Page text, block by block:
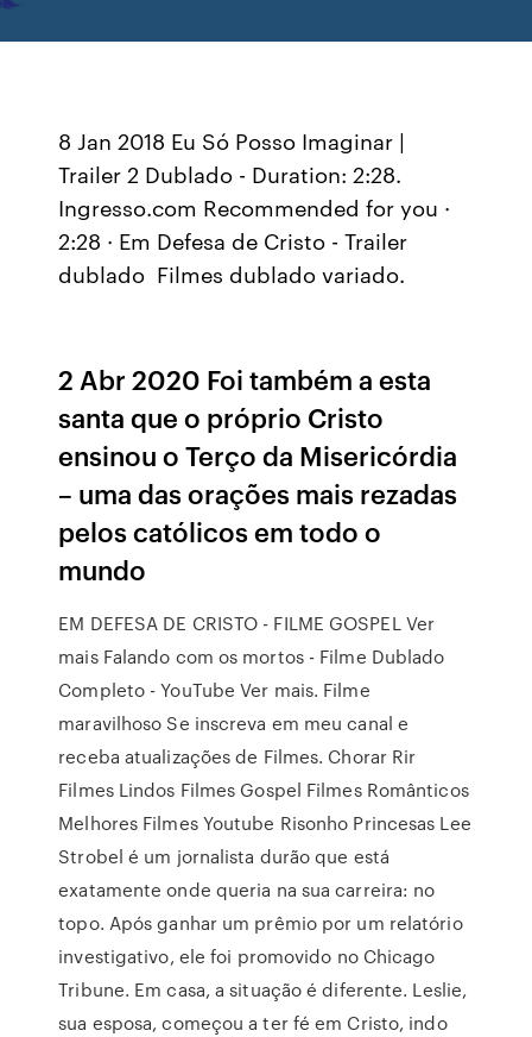
8 Jan 2018 Eu Só Posso Imaginar |
Trailer 2 Dublado - Duration: 2:28.
Ingresso.com Recommended for you ·
2:28 · Em Defesa de Cristo - Trailer
dublado Filmes dublado variado.
2 Abr 2020 Foi também a esta
santa que o próprio Cristo
ensinou o Terço da Misericórdia
– uma das orações mais rezadas
pelos católicos em todo o
mundo
EM DEFESA DE CRISTO - FILME GOSPEL Ver
mais Falando com os mortos - Filme Dublado
Completo - YouTube Ver mais. Filme
maravilhoso Se inscreva em meu canal e
receba atualizações de Filmes. Chorar Rir
Filmes Lindos Filmes Gospel Filmes Românticos
Melhores Filmes Youtube Risonho Princesas Lee
Strobel é um jornalista durão que está
exatamente onde queria na sua carreira: no
topo. Após ganhar um prêmio por um relatório
investigativo, ele foi promovido no Chicago
Tribune. Em casa, a situação é diferente. Leslie,
sua esposa, começou a ter fé em Cristo, indo